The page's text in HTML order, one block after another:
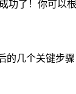
了！你可
几个关键步